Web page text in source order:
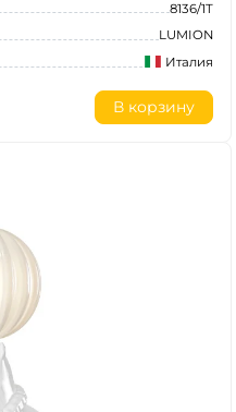
8136/1T
LUMION
Италия
В корзину